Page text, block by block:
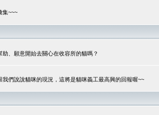
集~~~
、願意開始去關心在收容所的貓嗎？
們說說貓咪的現況，這將是貓咪義工最高興的回報喔~~